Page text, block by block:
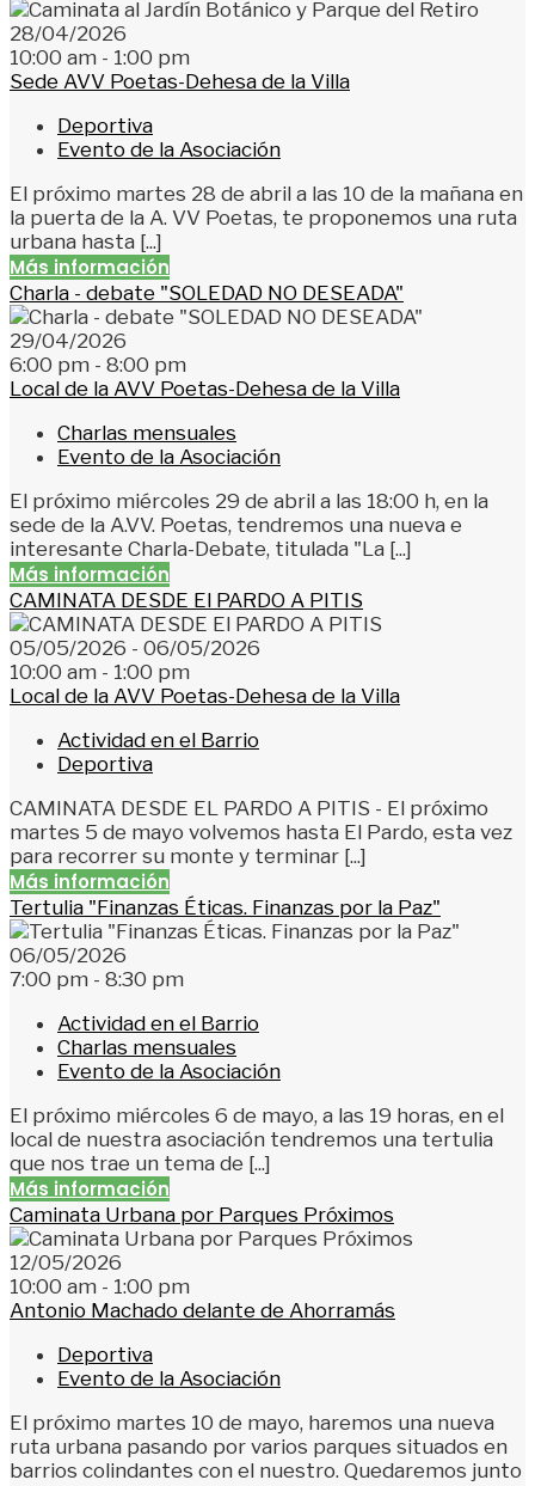
28/04/2026
10:00 am - 1:00 pm
Sede AVV Poetas-Dehesa de la Villa
Deportiva
Evento de la Asociación
El próximo martes 28 de abril a las 10 de la mañana en
la puerta de la A. VV Poetas, te proponemos una ruta
urbana hasta [...]
Más información
Charla - debate "SOLEDAD NO DESEADA"
29/04/2026
6:00 pm - 8:00 pm
Local de la AVV Poetas-Dehesa de la Villa
Charlas mensuales
Evento de la Asociación
El próximo miércoles 29 de abril a las 18:00 h, en la
sede de la A.VV. Poetas, tendremos una nueva e
interesante Charla-Debate, titulada "La [...]
Más información
CAMINATA DESDE El PARDO A PITIS
05/05/2026 - 06/05/2026
10:00 am - 1:00 pm
Local de la AVV Poetas-Dehesa de la Villa
Actividad en el Barrio
Deportiva
CAMINATA DESDE EL PARDO A PITIS - El próximo
martes 5 de mayo volvemos hasta El Pardo, esta vez
para recorrer su monte y terminar [...]
Más información
Tertulia "Finanzas Éticas. Finanzas por la Paz"
06/05/2026
7:00 pm - 8:30 pm
Actividad en el Barrio
Charlas mensuales
Evento de la Asociación
El próximo miércoles 6 de mayo, a las 19 horas, en el
local de nuestra asociación tendremos una tertulia
que nos trae un tema de [...]
Más información
Caminata Urbana por Parques Próximos
12/05/2026
10:00 am - 1:00 pm
Antonio Machado delante de Ahorramás
Deportiva
Evento de la Asociación
El próximo martes 10 de mayo, haremos una nueva
ruta urbana pasando por varios parques situados en
barrios colindantes con el nuestro. Quedaremos junto